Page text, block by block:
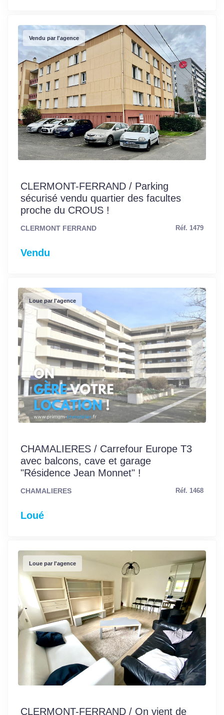
Vendu par l'agence
CLERMONT-FERRAND / Parking
sécurisé vendu quartier des facultes
proche du CROUS !
CLERMONT FERRAND Réf. 1479
Vendu
Loue par l'agence
CHAMALIERES / Carrefour Europe T3
avec balcons, cave et garage
"Résidence Jean Monnet" !
CHAMALIERES Réf. 1468
Loué
Loue par l'agence
CLERMONT-FERRAND / On vient de